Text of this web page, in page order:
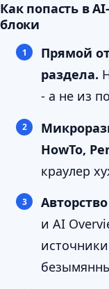
Как попасть в
блоки
Прямой
раздела.
- а не из
HowTo,
краулер
и AI